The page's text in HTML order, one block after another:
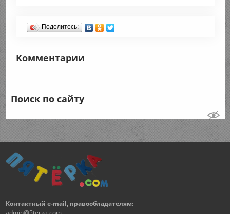
Поделитесь:
Комментарии
Поиск по сайту
Контактный e-mail, правообладателям: